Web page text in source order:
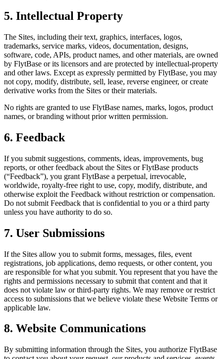
5. Intellectual Property
The Sites, including their text, graphics, interfaces, logos,
trademarks, service marks, videos, documentation, designs,
software, code, APIs, product names, and other materials, are owned
by FlytBase or its licensors and are protected by intellectual-property
and other laws. Except as expressly permitted by FlytBase, you may
not copy, modify, distribute, sell, lease, reverse engineer, or create
derivative works from the Sites or their materials.
No rights are granted to use FlytBase names, marks, logos, product
names, or branding without prior written permission.
6. Feedback
If you submit suggestions, comments, ideas, improvements, bug
reports, or other feedback about the Sites or FlytBase products
(“Feedback”), you grant FlytBase a perpetual, irrevocable,
worldwide, royalty-free right to use, copy, modify, distribute, and
otherwise exploit the Feedback without restriction or compensation.
Do not submit Feedback that is confidential to you or a third party
unless you have authority to do so.
7. User Submissions
If the Sites allow you to submit forms, messages, files, event
registrations, job applications, demo requests, or other content, you
are responsible for what you submit. You represent that you have the
rights and permissions necessary to submit that content and that it
does not violate law or third-party rights. We may remove or restrict
access to submissions that we believe violate these Website Terms or
applicable law.
8. Website Communications
By submitting information through the Sites, you authorize FlytBase